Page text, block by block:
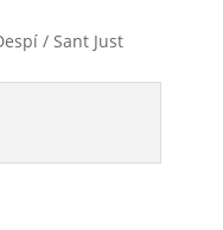
/ Sant Just